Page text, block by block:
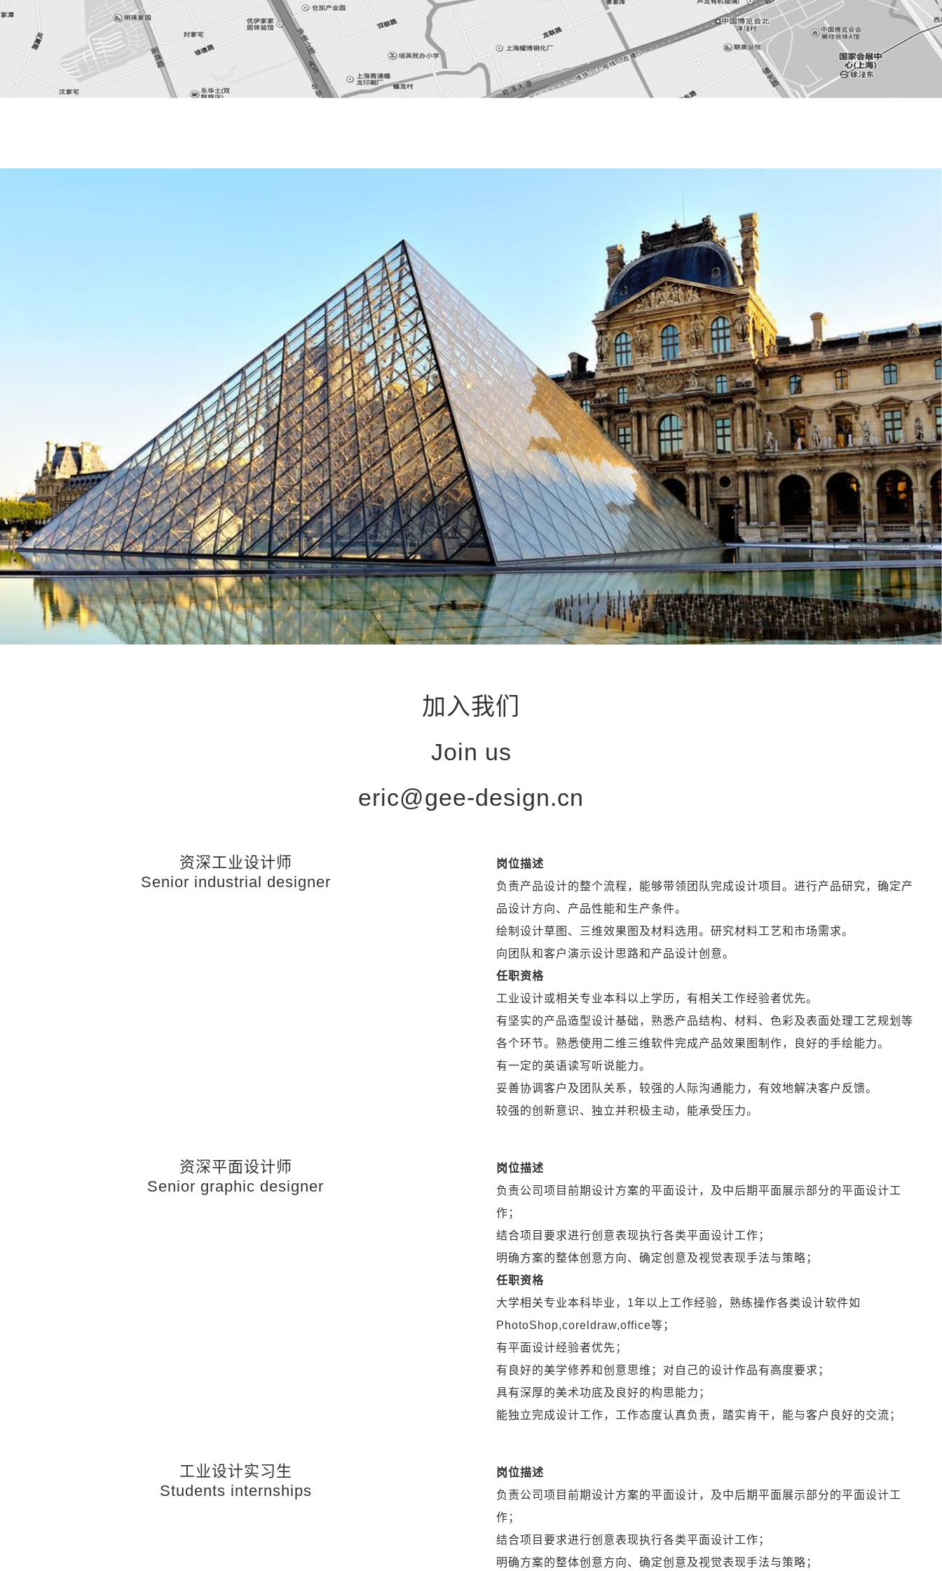
加入我们
Join us
eric@gee-design.cn
资深工业设计师
Senior industrial designer
岗位描述
负责产品设计的整个流程，能够带领团队完成设计项目。进行产品研究，确定产
品设计方向、产品性能和生产条件。
绘制设计草图、三维效果图及材料选用。研究材料工艺和市场需求。
向团队和客户演示设计思路和产品设计创意。
任职资格
工业设计或相关专业本科以上学历，有相关工作经验者优先。
有坚实的产品造型设计基础，熟悉产品结构、材料、色彩及表面处理工艺规划等
各个环节。熟悉使用二维三维软件完成产品效果图制作，良好的手绘能力。
有一定的英语读写听说能力。
妥善协调客户及团队关系，较强的人际沟通能力，有效地解决客户反馈。
较强的创新意识、独立并积极主动，能承受压力。
资深平面设计师
Senior graphic designer
岗位描述
负责公司项目前期设计方案的平面设计，及中后期平面展示部分的平面设计工
作；
结合项目要求进行创意表现执行各类平面设计工作；
明确方案的整体创意方向、确定创意及视觉表现手法与策略；
任职资格
大学相关专业本科毕业，1年以上工作经验，熟练操作各类设计软件如
PhotoShop,coreldraw,office等；
有平面设计经验者优先；
有良好的美学修养和创意思维；对自己的设计作品有高度要求；
具有深厚的美术功底及良好的构思能力；
能独立完成设计工作，工作态度认真负责，踏实肯干，能与客户良好的交流；
工业设计实习生
Students internships
岗位描述
负责公司项目前期设计方案的平面设计，及中后期平面展示部分的平面设计工
作；
结合项目要求进行创意表现执行各类平面设计工作；
明确方案的整体创意方向、确定创意及视觉表现手法与策略；